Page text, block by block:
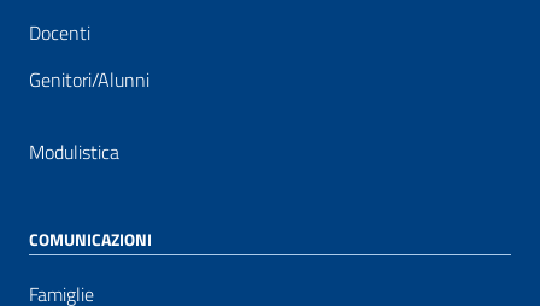
Docenti
Genitori/Alunni
Modulistica
COMUNICAZIONI
Famiglie